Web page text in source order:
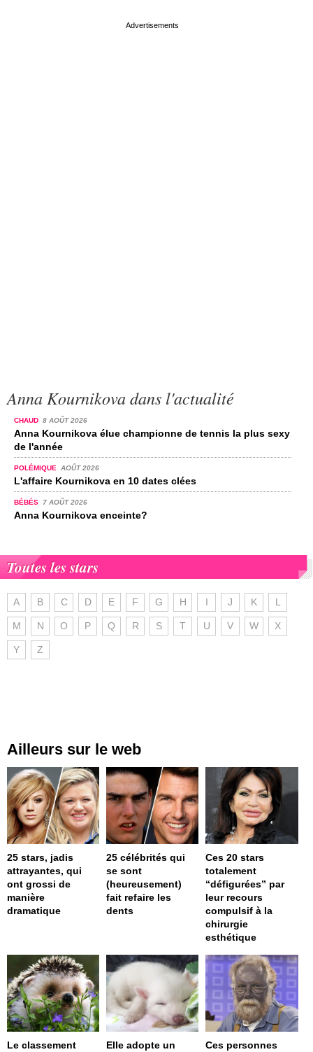
Anna Kournikova dans l'actualité
CHAUD 8 AOÛT 2026
Anna Kournikova élue championne de tennis la plus sexy
de l'année
POLÉMIQUE AOÛT 2026
L'affaire Kournikova en 10 dates clées
BÉBÉS 7 AOÛT 2026
Anna Kournikova enceinte?
Toutes les stars
A B C D E F G H I J K L
M N O P Q R S T U V W X
Y Z
Ailleurs sur le web
25 stars, jadis
attrayantes, qui
ont grossi de
manière
dramatique
25 célébrités qui
se sont
(heureusement)
fait refaire les
dents
Ces 20 stars
totalement
“défigurées” par
leur recours
compulsif à la
chirurgie
esthétique
Le classement
Elle adopte un
Ces personnes